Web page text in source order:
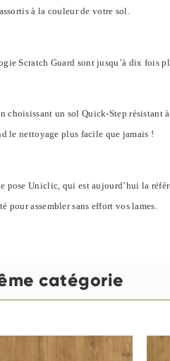
à la couleur de votre sol.
Scratch Guard sont jusqu’à dix fois
choisissant un sol Quick-Step résistant
le nettoyage plus facile que jamais !
pose Uniclic, qui est aujourd’hui la
pour assembler sans effort vos lames.
catégorie